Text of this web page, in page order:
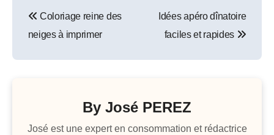
de
l’article
Coloriage reine des
neiges à imprimer
Idées apéro dînatoire
faciles et rapides
By José PEREZ
José est une expert en consommation et rédactrice